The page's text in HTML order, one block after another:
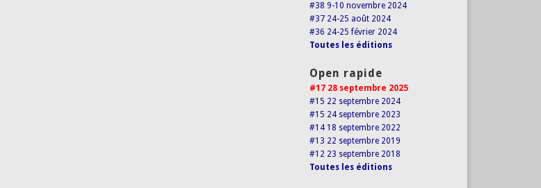
#38 9-10 novembre 2024
#37 24-25 août 2024
#36 24-25 février 2024
Toutes les éditions
Open rapide
#17 28 septembre 2025
#15 22 septembre 2024
#15 24 septembre 2023
#14 18 septembre 2022
#13 22 septembre 2019
#12 23 septembre 2018
Toutes les éditions